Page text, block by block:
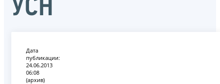
УСН
Дата
публикации:
24.06.2013
06:08
(архив)